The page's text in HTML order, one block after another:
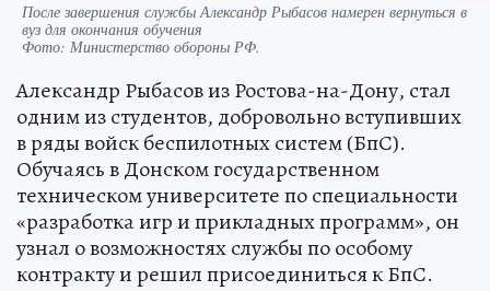
После завершения службы Александр Рыбасов намерен вернуться в
вуз для окончания обучения
Фото: Министерство обороны РФ.
Александр Рыбасов из Ростова-на-Дону, стал
одним из студентов, добровольно вступивших
в ряды войск беспилотных систем (БпС).
Обучаясь в Донском государственном
техническом университете по специальности
«разработка игр и прикладных программ», он
узнал о возможностях службы по особому
контракту и решил присоединиться к БпС.